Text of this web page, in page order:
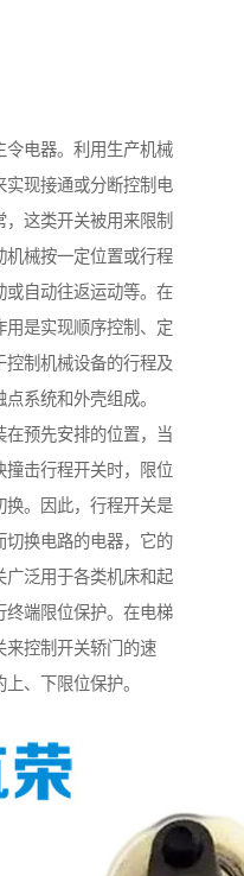
令电器。利用生产机械
实现接通或分断控制电
这类开关被用来限制
机械按一定位置或行程
或自动往返运动等。在
用是实现顺序控制、定
制机械设备的行程及
系统和外壳组成。
预先安排的位置，当
击行程开关时，限位
换。因此，行程开关是
切换电路的电器，它的
广泛用于各类机床和起
终端限位保护。在电梯
来控制开关轿门的速
、下限位保护。